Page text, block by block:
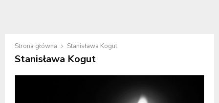
Strona główna Stanisława Kogut
Stanisława Kogut